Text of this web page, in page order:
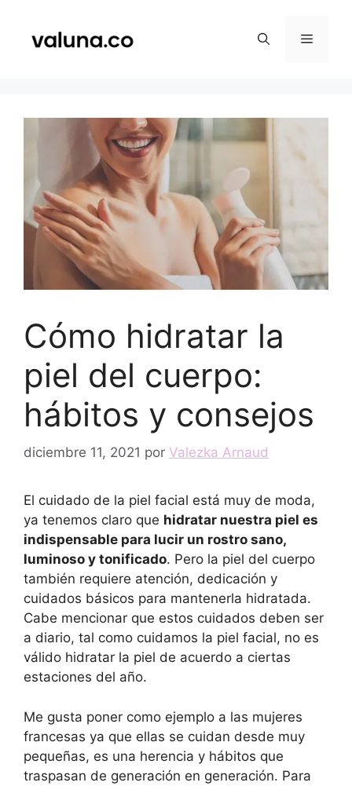
contenido
Menú
Cómo hidratar la
piel del cuerpo:
hábitos y consejos
diciembre 11, 2021 por Valezka Arnaud
El cuidado de la piel facial está muy de moda,
ya tenemos claro que hidratar nuestra piel es
indispensable para lucir un rostro sano,
luminoso y tonificado. Pero la piel del cuerpo
también requiere atención, dedicación y
cuidados básicos para mantenerla hidratada.
Cabe mencionar que estos cuidados deben ser
a diario, tal como cuidamos la piel facial, no es
válido hidratar la piel de acuerdo a ciertas
estaciones del año.
Me gusta poner como ejemplo a las mujeres
francesas ya que ellas se cuidan desde muy
pequeñas, es una herencia y hábitos que
traspasan de generación en generación. Para